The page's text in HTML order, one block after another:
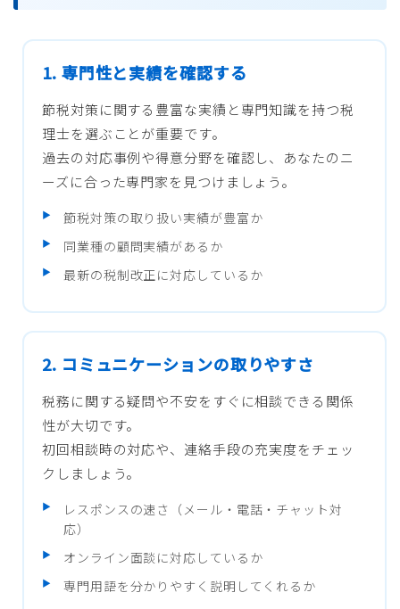
1. 専門性と実績を確認する
節税対策に関する豊富な実績と専門知識を持つ税
理士を選ぶことが重要です。
過去の対応事例や得意分野を確認し、あなたのニ
ーズに合った専門家を見つけましょう。
節税対策の取り扱い実績が豊富か
同業種の顧問実績があるか
最新の税制改正に対応しているか
2. コミュニケーションの取りやすさ
税務に関する疑問や不安をすぐに相談できる関係
性が大切です。
初回相談時の対応や、連絡手段の充実度をチェッ
クしましょう。
レスポンスの速さ（メール・電話・チャット対
応）
オンライン面談に対応しているか
専門用語を分かりやすく説明してくれるか